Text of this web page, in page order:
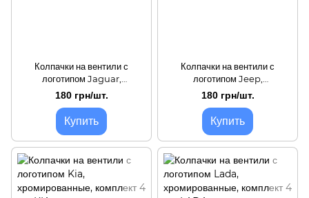
Колпачки на вентили с
логотипом Jaguar,
хромированные, комплект 4
шт.
180 грн/шт.
Купить
Колпачки на вентили с
логотипом Jeep,
хромированные, комплект 4
шт.
180 грн/шт.
Купить